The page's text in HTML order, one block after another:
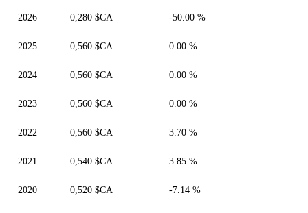
2026 0,280 $CA -50.00 %
2025 0,560 $CA 0.00 %
2024 0,560 $CA 0.00 %
2023 0,560 $CA 0.00 %
2022 0,560 $CA 3.70 %
2021 0,540 $CA 3.85 %
2020 0,520 $CA -7.14 %